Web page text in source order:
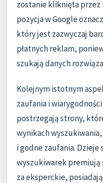
zostanie kliknięta przez
pozycja w Google
który jest zazwyczaj
płatnych reklam,
szukają danych
Kolejnym istotnym
zaufania i
postrzegają strony,
wynikach
i godne zaufania.
wyszukiwarek premiują
za eksperckie,